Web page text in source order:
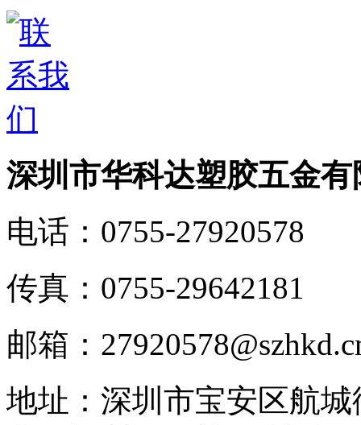
深圳市华科达塑胶五金有
电话： 0755-27920578
传真： 0755-29642181
邮箱：
地址： 深圳市宝安区航